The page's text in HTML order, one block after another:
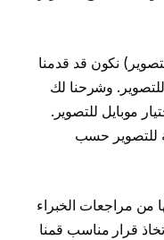
نكون قد قدمنا
وشرحنا لك
موبايل للتصوير.
5 هواتف ذكية للتصوير حسب
من مراجعات الخبراء
قرار مناسب قمنا